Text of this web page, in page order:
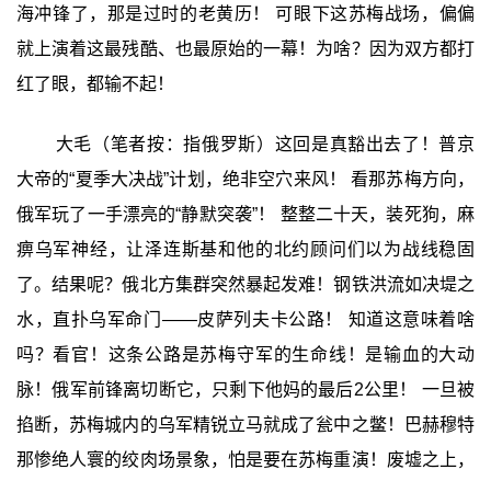
海冲锋了，那是过时的老黄历！ 可眼下这苏梅战场，偏偏
就上演着这最残酷、也最原始的一幕！为啥？因为双方都打
红了眼，都输不起！
大毛（笔者按：指俄罗斯）这回是真豁出去了！普京
大帝的“夏季大决战”计划，绝非空穴来风！ 看那苏梅方向，
俄军玩了一手漂亮的“静默突袭”！ 整整二十天，装死狗，麻
痹乌军神经，让泽连斯基和他的北约顾问们以为战线稳固
了。结果呢？俄北方集群突然暴起发难！钢铁洪流如决堤之
水，直扑乌军命门——皮萨列夫卡公路！ 知道这意味着啥
吗？看官！这条公路是苏梅守军的生命线！是输血的大动
脉！俄军前锋离切断它，只剩下他妈的最后2公里！ 一旦被
掐断，苏梅城内的乌军精锐立马就成了瓮中之鳖！巴赫穆特
那惨绝人寰的绞肉场景象，怕是要在苏梅重演！废墟之上，